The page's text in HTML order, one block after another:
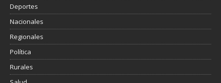
Deportes
Nacionales
Regionales
Política
Rurales